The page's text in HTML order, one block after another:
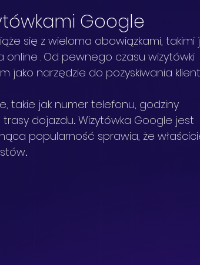
Google
się z wieloma obowiązkami, takimi
online . Od pewnego czasu wizytówki
jako narzędzie do pozyskiwania
takie jak numer telefonu, godziny
trasy dojazdu. Wizytówka Google jest
popularność sprawia, że
.